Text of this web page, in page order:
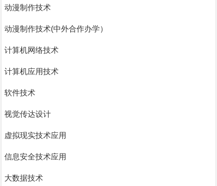
动漫制作技术
动漫制作技术(中外合作办学）
计算机网络技术
计算机应用技术
软件技术
视觉传达设计
虚拟现实技术应用
信息安全技术应用
大数据技术